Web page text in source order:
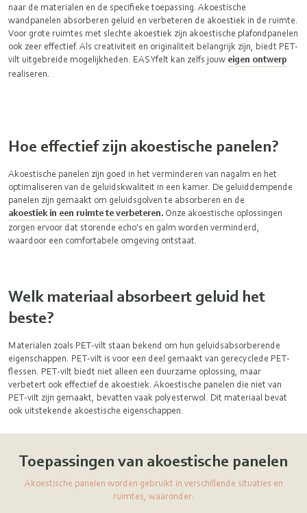
naar de materialen en de specifieke toepassing. Akoestische
wandpanelen absorberen geluid en verbeteren de akoestiek in de ruimte.
Voor grote ruimtes met slechte akoestiek zijn akoestische plafondpanelen
ook zeer effectief. Als creativiteit en originaliteit belangrijk zijn, biedt PET-
vilt uitgebreide mogelijkheden. EASYfelt kan zelfs jouw eigen ontwerp
realiseren.
Hoe effectief zijn akoestische panelen?
Akoestische panelen zijn goed in het verminderen van nagalm en het
optimaliseren van de geluidskwaliteit in een kamer. De geluiddempende
panelen zijn gemaakt om geluidsgolven te absorberen en de
akoestiek in een ruimte te verbeteren. Onze akoestische oplossingen
zorgen ervoor dat storende echo's en galm worden verminderd,
waardoor een comfortabele omgeving ontstaat.
Welk materiaal absorbeert geluid het
beste?
Materialen zoals PET-vilt staan bekend om hun geluidsabsorberende
eigenschappen. PET-vilt is voor een deel gemaakt van gerecyclede PET-
flessen. PET-vilt biedt niet alleen een duurzame oplossing, maar
verbetert ook effectief de akoestiek. Akoestische panelen die niet van
PET-vilt zijn gemaakt, bevatten vaak polyesterwol. Dit materiaal bevat
ook uitstekende akoestische eigenschappen.
Toepassingen van akoestische panelen
Akoestische panelen worden gebruikt in verschillende situaties en
ruimtes, waaronder: